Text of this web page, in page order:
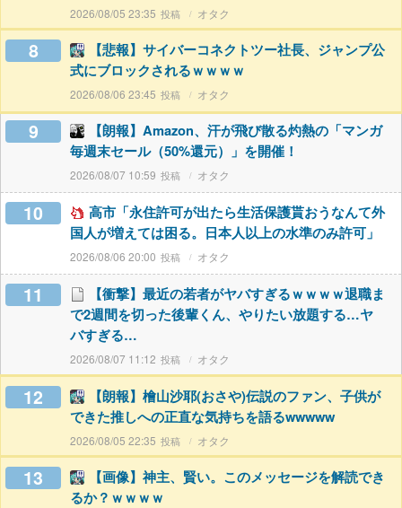
2026/08/05 23:35 オタク
8
【悲報】サイバーコネクトツー社長、ジャンプ公
式にブロックされるｗｗｗｗ
2026/08/06 23:45 オタク
9
【朗報】Amazon、汗が飛び散る灼熱の「マンガ
毎週末セール（50%還元）」を開催！
2026/08/07 10:59 オタク
10
高市「永住許可が出たら生活保護貰おうなんて外
国人が増えては困る。日本人以上の水準のみ許可」
2026/08/06 20:00 オタク
11
【衝撃】最近の若者がヤバすぎるｗｗｗｗ退職ま
で2週間を切った後輩くん、やりたい放題する…ヤ
バすぎる…
2026/08/07 11:12 オタク
12
【朗報】檜山沙耶(おさや)伝説のファン、子供が
できた推しへの正直な気持ちを語るwwwww
2026/08/05 22:35 オタク
13
【画像】神主、賢い。このメッセージを解読でき
るか？ｗｗｗｗ